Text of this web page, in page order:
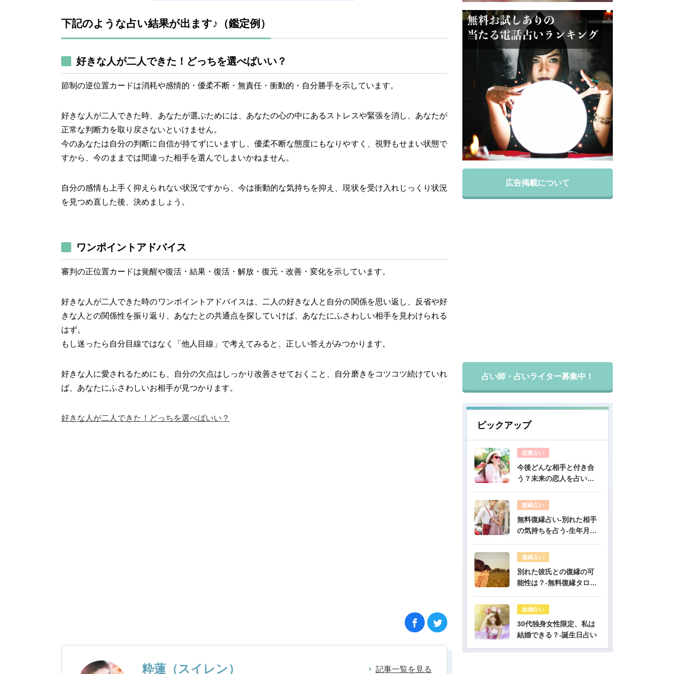
下記のような占い結果が出ます♪（鑑定例）
好きな人が二人できた！どっちを選べばいい？
節制の逆位置カードは消耗や感情的・優柔不断・無責任・衝動的・自分勝手を示しています。
好きな人が二人できた時、あなたが選ぶためには、あなたの心の中にあるストレスや緊張を消し、あなたが
正常な判断力を取り戻さないといけません。
今のあなたは自分の判断に自信が持てずにいますし、優柔不断な態度にもなりやすく、視野もせまい状態で
すから、今のままでは間違った相手を選んでしまいかねません。
自分の感情も上手く抑えられない状況ですから、今は衝動的な気持ちを抑え、現状を受け入れじっくり状況
を見つめ直した後、決めましょう。
ワンポイントアドバイス
審判の正位置カードは覚醒や復活・結果・復活・解放・復元・改善・変化を示しています。
好きな人が二人できた時のワンポイントアドバイスは、二人の好きな人と自分の関係を思い返し、反省や好
きな人との関係性を振り返り、あなたとの共通点を探していけば、あなたにふさわしい相手を見わけられる
はず。
もし迷ったら自分目線ではなく「他人目線」で考えてみると、正しい答えがみつかります。
好きな人に愛されるためにも、自分の欠点はしっかり改善させておくこと、自分磨きをコツコツ続けていれ
ば、あなたにふさわしいお相手が見つかります。
好きな人が二人できた！どっちを選べばいい？
粋蓮（スイレン） 記事一覧を見る
広告掲載について
占い師・占いライター募集中！
ピックアップ
恋愛占い
今後どんな相手と付き合
う？未来の恋人を占いま
復縁占い
無料復縁占い-別れた相手
の気持ちを占う-生年月日
復縁占い
別れた彼氏との復縁の可
能性は？-無料復縁タロッ
結婚占い
30代独身女性限定、私は
結婚できる？-誕生日占い